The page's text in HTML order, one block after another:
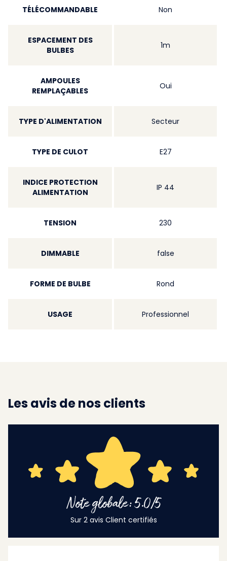
TÉLÉCOMMANDABLE Non
ESPACEMENT DES
BULBES
1m
AMPOULES
REMPLAÇABLES
Oui
TYPE D'ALIMENTATION Secteur
TYPE DE CULOT E27
INDICE PROTECTION
ALIMENTATION
IP 44
TENSION 230
DIMMABLE false
FORME DE BULBE Rond
USAGE Professionnel
Les avis de nos clients
Note globale: 5.0/5
Sur 2 avis Client certifiés